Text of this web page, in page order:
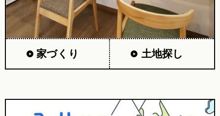
家づくり 土地探し